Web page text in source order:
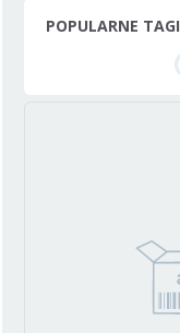
POPULARNE TAGI